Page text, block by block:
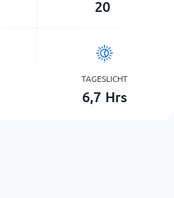
20
TAGESLICHT
6,7 Hrs